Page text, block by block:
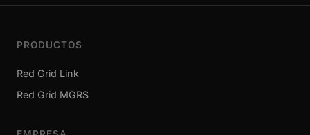
PRODUCTOS
Red Grid Link
Red Grid MGRS